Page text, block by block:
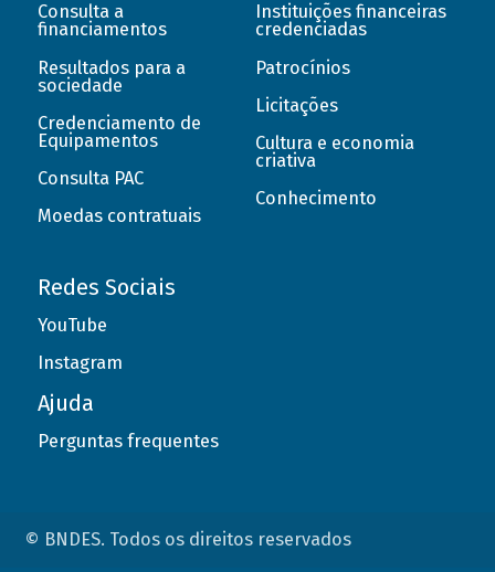
Consulta a
financiamentos
Resultados para a
sociedade
Credenciamento de
Equipamentos
Consulta PAC
Moedas contratuais
Instituições financeiras
credenciadas
Patrocínios
Licitações
Cultura e economia
criativa
Conhecimento
Redes Sociais
YouTube
Instagram
Ajuda
Perguntas frequentes
© BNDES. Todos os direitos reservados